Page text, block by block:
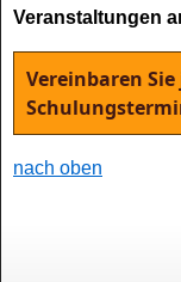
Veranstaltungen
Vereinbaren
nach oben